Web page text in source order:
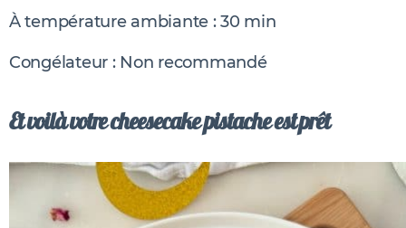
À température ambiante : 30 min
Congélateur : Non recommandé
Et voilà votre cheesecake pistache est prêt